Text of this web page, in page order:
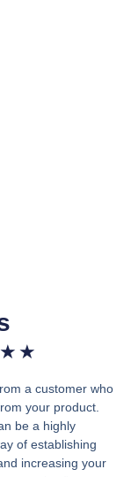
★ ★
a customer who
your product.
be a highly
of establishing
increasing your